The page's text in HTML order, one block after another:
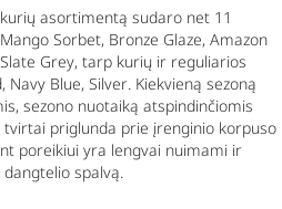
asortimentą sudaro net 11
Sorbet, Bronze Glaze, Amazon
Grey, tarp kurių ir reguliarios
Navy Blue, Silver. Kiekvieną sezoną
sezono nuotaiką atspindinčiomis
priglunda prie įrenginio korpuso
poreikiui yra lengvai nuimami ir
spalvą.